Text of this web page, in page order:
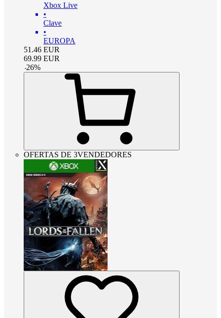
Xbox Live
•
Clave
•
EUROPA
51.46 EUR
69.99 EUR
-26%
OFERTAS DE 3VENDEDORES